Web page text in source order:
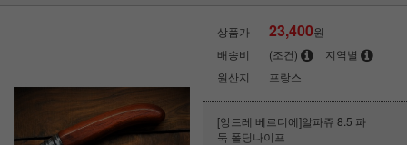
상품가 23,400원
배송비
(조건)
지역별
원산지
프랑스
[앙드레 베르디에]알파쥬 8.5 파
둑 폴딩나이프